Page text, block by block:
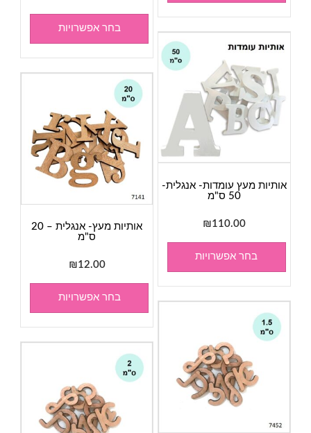
בחר אפשרויות
אותיות מעץ עומדות- אנגלית-
50 ס"מ
₪110.00
בחר אפשרויות
אותיות מעץ- אנגלית – 20
ס"מ
₪12.00
בחר אפשרויות